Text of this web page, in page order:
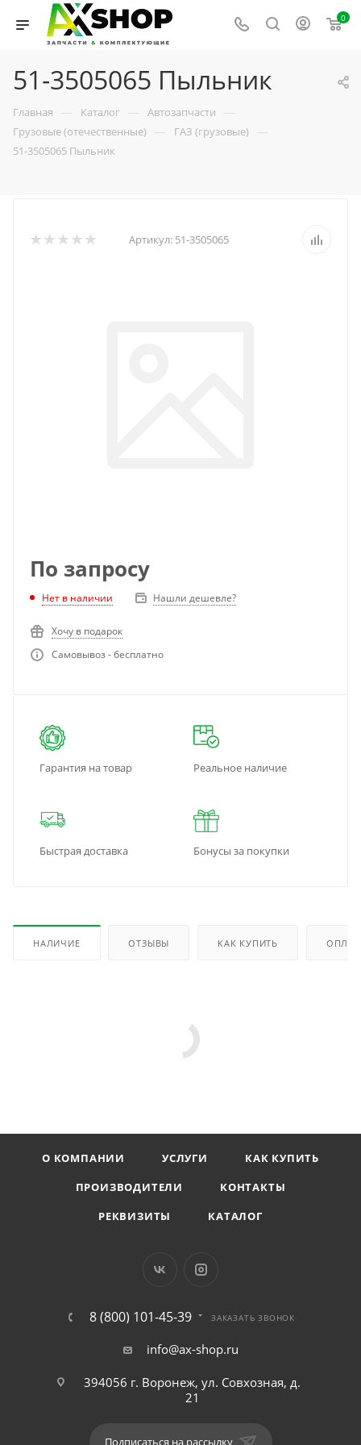
0
51-3505065 Пыльник
Главная — Каталог — Автозапчасти —
Грузовые (отечественные) — ГАЗ (грузовые) —
51-3505065 Пыльник
Артикул: 51-3505065
По запросу
Нет в наличии Нашли дешевле?
Хочу в подарок
Самовывоз - бесплатно
Гарантия на товар Реальное наличие
Быстрая доставка Бонусы за покупки
НАЛИЧИЕ ОТЗЫВЫ КАК КУПИТЬ
О КОМПАНИИ УСЛУГИ
КАК КУПИТЬ
ПРОИЗВОДИТЕЛИ
КОНТАКТЫ
РЕКВИЗИТЫ
КАТАЛОГ
8 (800) 101-45-39 ЗАКАЗАТЬ ЗВОНОК
info@ax-shop.ru
394056 г. Воронеж, ул. Совхозная, д.
21
Подписаться на рассылку